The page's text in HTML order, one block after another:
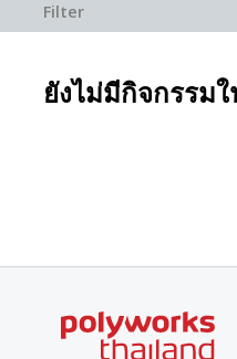
Filter
ยังไม่มีกิจกรรม